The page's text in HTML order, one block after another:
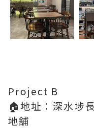
Project B
🏠地址：深水埗
地舖